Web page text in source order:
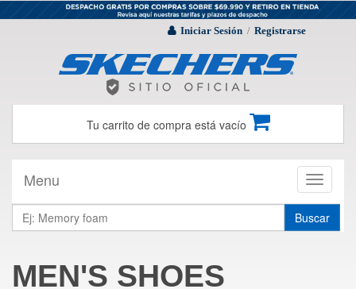
Iniciar Sesión / Registrarse
Tu carrito de compra está vacío
Toggle
Menu
Buscar
MEN'S SHOES